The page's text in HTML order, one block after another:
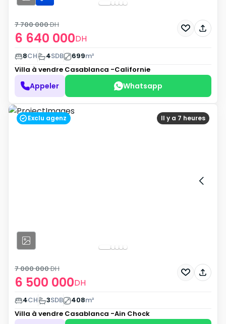
6 640 000DH
7 700 000DH
8CH 4SDB 699m²
Villa à vendre Casablanca -Californie
Appeler Whatsapp
Il y a 7 heures
Exclu agenz
6 500 000DH
7 000 000DH
4CH 3SDB 408m²
Villa à vendre Casablanca -Ain Chock